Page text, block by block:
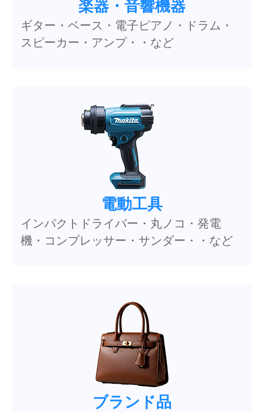
楽器・音響機器
ギター・ベース・電子ピアノ・ドラム・
スピーカー・アンプ・・など
電動工具
インパクトドライバー・丸ノコ・発電
機・コンプレッサー・サンダー・・など
ブランド品